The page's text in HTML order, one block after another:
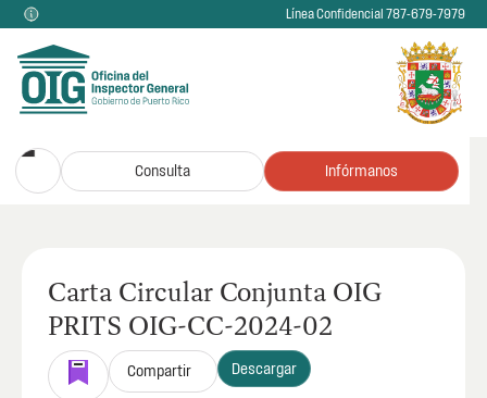
Línea Confidencial 787-679-7979
Consulta Infórmanos
Carta Circular Conjunta OIG
PRITS OIG-CC-2024-02
Compartir Descargar